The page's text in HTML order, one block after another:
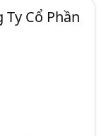
Ty Cổ Phần